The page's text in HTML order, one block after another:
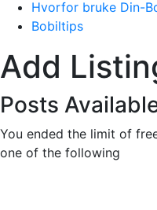
Hvorfor bruke Din-
Bobiltips
Add
Posts
You ended the limit of
one of the following